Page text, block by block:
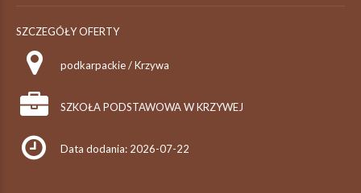
SZCZEGÓŁY OFERTY
podkarpackie / Krzywa
SZKOŁA PODSTAWOWA W KRZYWEJ
Data dodania: 2026-07-22